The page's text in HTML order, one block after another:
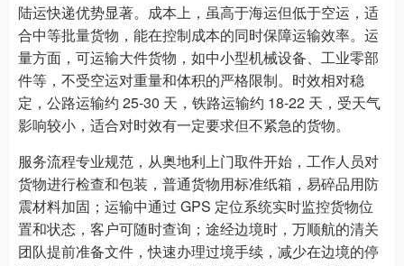
陆运快递优势显著。成本上，虽高于海运但低于空运，适
合中等批量货物，能在控制成本的同时保障运输效率。运
量方面，可运输大件货物，如中小型机械设备、工业零部
件等，不受空运对重量和体积的严格限制。时效相对稳
定，公路运输约 25-30 天，铁路运输约 18-22 天，受天气
影响较小，适合对时效有一定要求但不紧急的货物。
服务流程专业规范，从奥地利上门取件开始，工作人员对
货物进行检查和包装，普通货物用标准纸箱，易碎品用防
震材料加固；运输中通过 GPS 定位系统实时监控货物位
置和状态，客户可随时查询；途经边境时，万顺航的清关
团队提前准备文件，快速办理过境手续，减少在边境的停